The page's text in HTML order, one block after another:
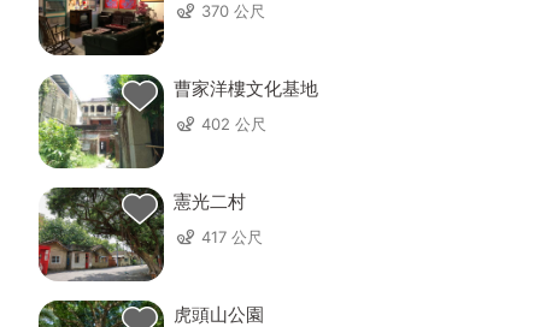
370 公尺
曹家洋樓文化基地
402 公尺
憲光二村
417 公尺
虎頭山公園